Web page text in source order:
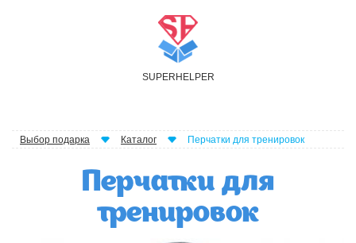
SUPER H ELPER
Выбор подарка Каталог Перчатки для тренировок
Перчатки для
тренировок